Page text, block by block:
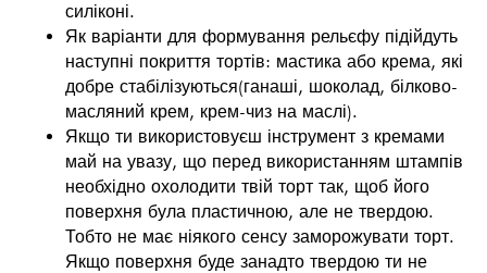
силіконі.
Як варіанти для формування рельєфу підійдуть
наступні покриття тортів: мастика або крема, які
добре стабілізуються(ганаші, шоколад, білково-
масляний крем, крем-чиз на маслі).
Якщо ти використовуєш інструмент з кремами
май на увазу, що перед використанням штампів
необхідно охолодити твій торт так, щоб його
поверхня була пластичною, але не твердою.
Тобто не має ніякого сенсу заморожувати торт.
Якщо поверхня буде занадто твердою ти не